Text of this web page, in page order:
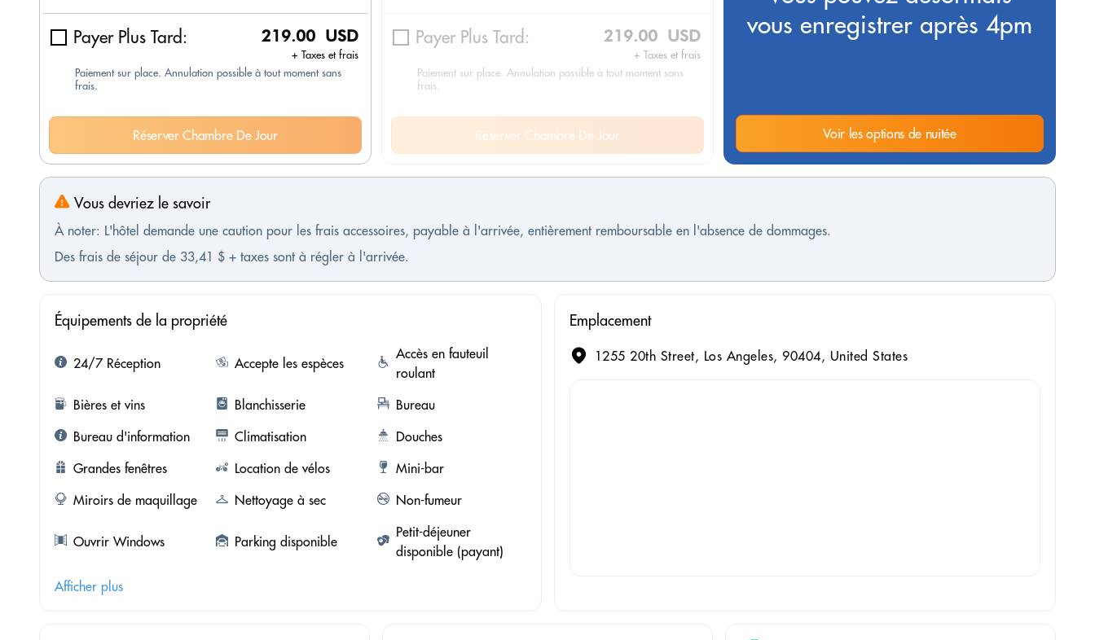
Payer Plus Tard: 219.00 USD
+ Taxes et frais
Paiement sur place. Annulation possible à tout moment sans
frais.
Réserver Chambre De Jour
Payer Plus Tard: 219.00 USD
+ Taxes et frais
Paiement sur place. Annulation possible à tout moment sans
frais.
Réserver Chambre De Jour
vous enregistrer après 4pm
Voir les options de nuitée
Vous devriez le savoir
À noter: L'hôtel demande une caution pour les frais accessoires, payable à l'arrivée, entièrement remboursable en l'absence de dommages.
Des frais de séjour de 33,41 $ + taxes sont à régler à l'arrivée.
Équipements de la propriété
24/7 Réception Accepte les espèces
Accès en fauteuil
roulant
Bières et vins
Blanchisserie
Bureau
Bureau d'information
Climatisation
Douches
Grandes fenêtres
Location de vélos
Mini-bar
Miroirs de maquillage
Nettoyage à sec Non-fumeur
Ouvrir Windows Parking disponible
Petit-déjeuner
disponible (payant)
Afficher plus
Emplacement
1255 20th Street, Los Angeles, 90404, United States